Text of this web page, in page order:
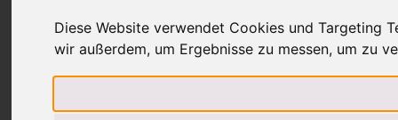
Diese Website verwendet Cookies und Targeting
wir außerdem, um Ergebnisse zu messen, um zu
Stellenangebote
Termine Online
Kontakt
Impressum